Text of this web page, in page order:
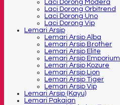
Laci Dorong Modera
Laci Dorong Orbitrend
Laci Dorong Uno
Laci Dorong Vip
Lemari Arsip
Lemari Arsip Alba
Lemari Arsip Brother
Lemari Arsip Elite
Lemari Arsip Emporium
Lemari Arsip Kozure
Lemari Arsip Lion
Lemari Arsip Tiger
Lemari Arsip Vip
Lemari Arsip (Kayu)
Lemari Pakaian